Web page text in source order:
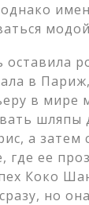
оставила
в
в мире
шляпы
а затем
где ее
Коко
но